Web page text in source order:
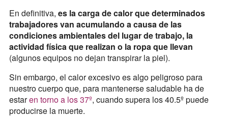
En definitiva, es la carga de calor que determinados
trabajadores van acumulando a causa de las
condiciones ambientales del lugar de trabajo, la
actividad física que realizan o la ropa que llevan
(algunos equipos no dejan transpirar la piel).
Sin embargo, el calor excesivo es algo peligroso para
nuestro cuerpo que, para mantenerse saludable ha de
estaren torno a los 37º, cuando supera los 40.5º puede
producirse la muerte.